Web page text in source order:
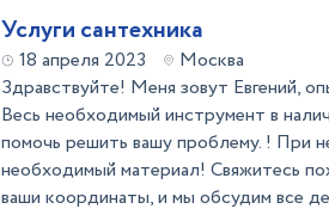
Услуги сантехника
18 апреля 2023
Москва
Здравствуйте! Меня зовут Евгений,
Весь необходимый инструмент в
помочь решить вашу проблему. ! При
необходимый материал! Свяжитесь
ваши координаты, и мы обсудим все